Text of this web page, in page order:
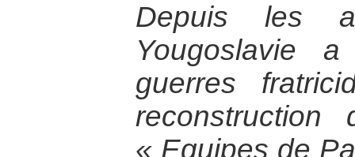
Depuis les
Yougoslavie
guerres
reconstruction
« Equipes de